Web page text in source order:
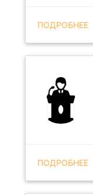
ПОДРОБНЕЕ
ПОДРОБНЕЕ